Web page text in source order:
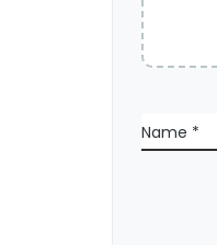
Name *